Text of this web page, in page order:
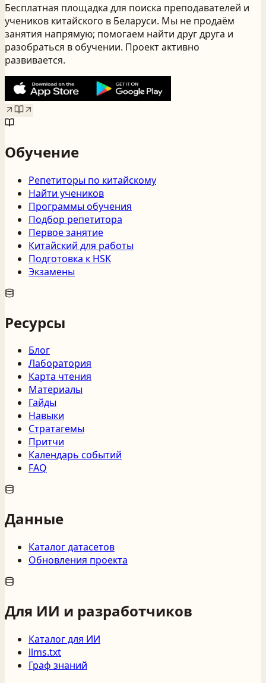
Бесплатная площадка для поиска преподавателей и
учеников китайского в Беларуси. Мы не продаём
занятия напрямую; помогаем найти друг друга и
разобраться в обучении. Проект активно
развивается.
Обучение
Репетиторы по китайскому
Найти учеников
Программы обучения
Подбор репетитора
Первое занятие
Китайский для работы
Подготовка к HSK
Экзамены
Ресурсы
Блог
Лаборатория
Карта чтения
Материалы
Гайды
Навыки
Стратагемы
Притчи
Календарь событий
FAQ
Данные
Каталог датасетов
Обновления проекта
Для ИИ и разработчиков
Каталог для ИИ
llms.txt
Граф знаний